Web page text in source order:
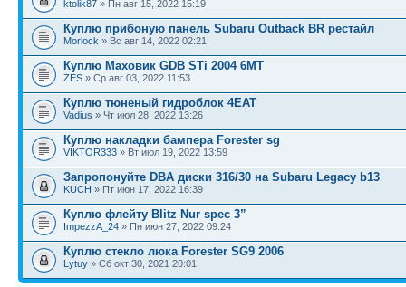
ktolik87 » Пн авг 15, 2022 15:19
Куплю прибоную панель Subaru Outback BR рестайл
Morlock » Вс авг 14, 2022 02:21
Куплю Маховик GDB STi 2004 6MT
ZES » Ср авг 03, 2022 11:53
Куплю тюненый гидроблок 4EAT
Vadius » Чт июл 28, 2022 13:26
Куплю накладки бампера Forester sg
VIKTOR333 » Вт июл 19, 2022 13:59
Запропонуйте DBA диски 316/30 на Subaru Legacy b13
KUCH » Пт июн 17, 2022 16:39
Куплю флейту Blitz Nur spec 3”
ImpezzA_24 » Пн июн 27, 2022 09:24
Куплю стекло люка Forester SG9 2006
Lytuy » Сб окт 30, 2021 20:01